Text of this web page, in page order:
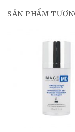
SẢN PHẨM